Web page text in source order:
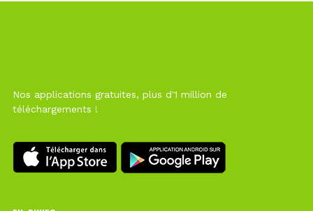
Nos applications gratuites, plus d'1 million de
téléchargements !